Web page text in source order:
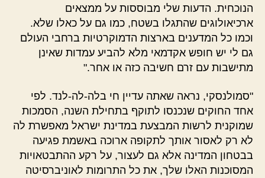
הנוכחית. הדעות שלי מבוססות על ממצאים
ארכיאולוגים שהתגלו בשטח, כמו גם על כאלו שלא.
וכמו כל המדענים בארצות הדמוקרטיות ברחבי העולם
גם לי יש חופש אקדמאי מלא להביע עמדות שאינן
מתישבות עם זרם חשיבה כזה או אחר."
"סמולנסקי, נראה שאתה עדיין חי בלה-לה-לנד. לפי
אחד החוקים שנכנסו לתוקף בתחילת השנה, הסמכות
שמוקנית לרשות המבצעת במדינת ישראל מאפשרת לה
לא רק לאסור אותך לתקופה ארוכה באשמת פגיעה
בבטחון המדינה אלא גם לעצור, על רקע ההתבטאויות
המסוכנות האלו שלך, את כל התרומות לאוניברסיטה